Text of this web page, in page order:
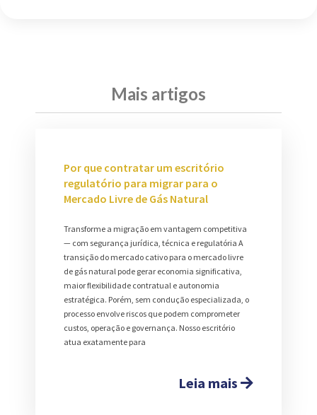
Mais artigos
Por que contratar um escritório
regulatório para migrar para o
Mercado Livre de Gás Natural
Transforme a migração em vantagem competitiva
— com segurança jurídica, técnica e regulatória A
transição do mercado cativo para o mercado livre
de gás natural pode gerar economia significativa,
maior flexibilidade contratual e autonomia
estratégica. Porém, sem condução especializada, o
processo envolve riscos que podem comprometer
custos, operação e governança. Nosso escritório
atua exatamente para
Leia mais